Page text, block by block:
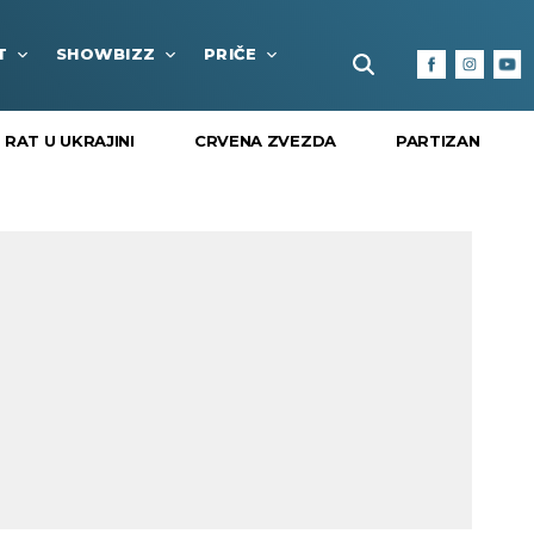
SHOWBIZZ PRIČE FUN BOX KULTURA I
RAT U UKRAJINI CRVENA ZVEZDA PARTIZAN